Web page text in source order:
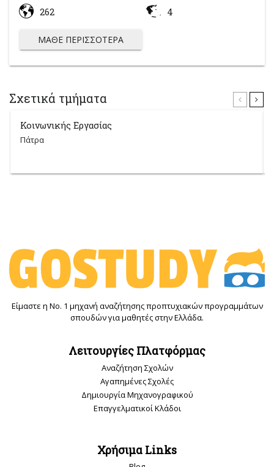
262 4
ΜΆΘΕ ΠΕΡΙΣΣΌΤΕΡΑ
Σχετικά τμήματα
Κοινωνικής Εργασίας
Πάτρα
Είμαστε η Νο. 1 μηχανή αναζήτησης προπτυχιακών προγραμμάτων
σπουδών για μαθητές στην Ελλάδα.
Λειτουργίες Πλατφόρμας
Αναζήτηση Σχολών
Αγαπημένες Σχολές
Δημιουργία Μηχανογραφικού
Επαγγελματικοί Κλάδοι
Χρήσιμα Links